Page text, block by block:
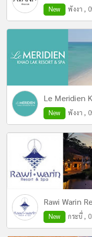
New พังงา ,
Le Meridien
New พังงา ,
Rawi Warin
New กระบี่ ,